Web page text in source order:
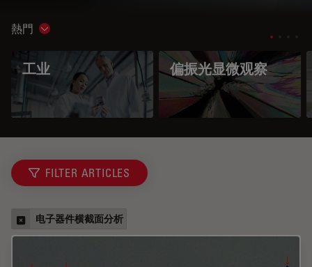
熱門 Show subnavigation
工业 偏振光显微观察
FILTER ARTICLES
电子器件横截面分析